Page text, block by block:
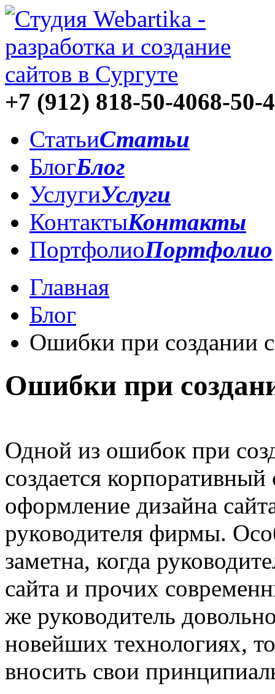
+7 (912) 818-50-4068-50-
СтатьиСтатьи
БлогБлог
УслугиУслуги
КонтактыКонтакты
ПортфолиоПортфолио
Главная
Блог
Ошибки при создании
Ошибки при
Одной из ошибок при
создается
оформление дизайна
руководителя фирмы.
заметна, когда
сайта и прочих
же руководитель
новейших технологиях,
вносить свои